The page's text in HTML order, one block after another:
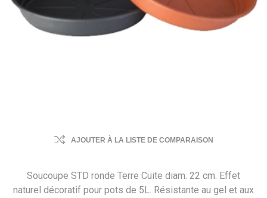
AJOUTER À LA LISTE DE COMPARAISON
Soucoupe STD ronde Terre Cuite diam. 22 cm. Effet
naturel décoratif pour pots de 5L. Résistante au gel et aux